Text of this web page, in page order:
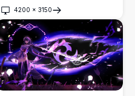
4200 × 3150
Fungua